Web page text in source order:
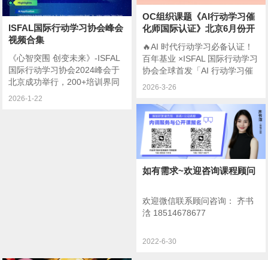
ISFAL国际行动学习协会峰会
视频合集
《心智突围 创变未来》-ISFAL
国际行动学习协会2024峰会于
北京成功举行，200+培训界同
仁欢聚一堂，内涵10个视频，
2026-1-22
OC组织课题《AI行动学习催
化师国际认证》北京6月份开
🔥AI 时代行动学习必备认证！
百年基业 ×ISFAL 国际行动学习
协会全球首发「AI 行动学习催
化师国际认证」2026 全国开营
2026-3-26
如有需求~欢迎咨询课程顾问
欢迎微信联系顾问咨询： 齐书
浛 18514678677
2022-6-30